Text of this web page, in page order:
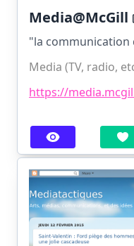
Media@McGill
"la
Media (TV, radio,
https://